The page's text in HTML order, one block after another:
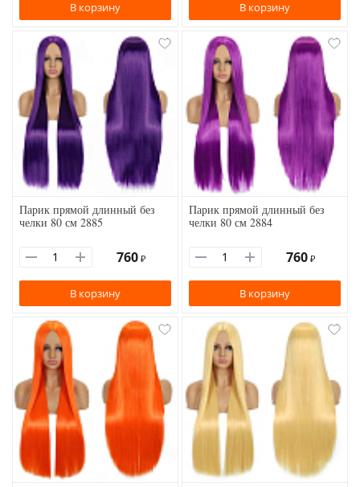
В корзину В корзину
Парик прямой длинный без
челки 80 см 2885
760 ₽
В корзину
Парик прямой длинный без
челки 80 см 2884
760 ₽
В корзину